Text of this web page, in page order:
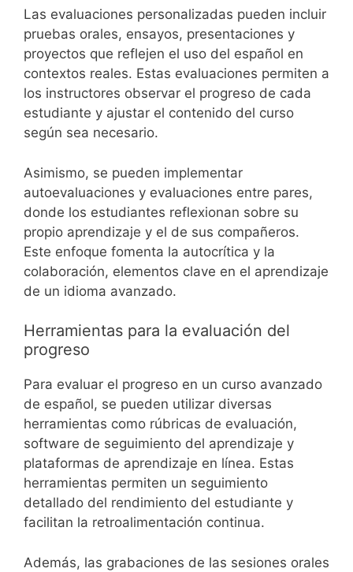
Las evaluaciones personalizadas pueden incluir
pruebas orales, ensayos, presentaciones y
proyectos que reflejen el uso del español en
contextos reales. Estas evaluaciones permiten a
los instructores observar el progreso de cada
estudiante y ajustar el contenido del curso
según sea necesario.
Asimismo, se pueden implementar
autoevaluaciones y evaluaciones entre pares,
donde los estudiantes reflexionan sobre su
propio aprendizaje y el de sus compañeros.
Este enfoque fomenta la autocrítica y la
colaboración, elementos clave en el aprendizaje
de un idioma avanzado.
Herramientas para la evaluación del
progreso
Para evaluar el progreso en un curso avanzado
de español, se pueden utilizar diversas
herramientas como rúbricas de evaluación,
software de seguimiento del aprendizaje y
plataformas de aprendizaje en línea. Estas
herramientas permiten un seguimiento
detallado del rendimiento del estudiante y
facilitan la retroalimentación continua.
Además, las grabaciones de las sesiones orales